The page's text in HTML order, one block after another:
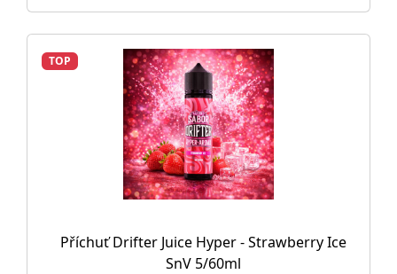
TOP
Příchuť Drifter Juice Hyper - Strawberry Ice
SnV 5/60ml